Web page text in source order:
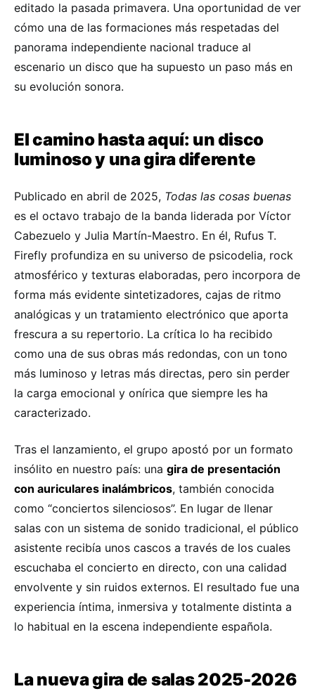
editado la pasada primavera. Una oportunidad de ver
cómo una de las formaciones más respetadas del
panorama independiente nacional traduce al
escenario un disco que ha supuesto un paso más en
su evolución sonora.
El camino hasta aquí: un disco
luminoso y una gira diferente
Publicado en abril de 2025, Todas las cosas buenas
es el octavo trabajo de la banda liderada por Víctor
Cabezuelo y Julia Martín-Maestro. En él, Rufus T.
Firefly profundiza en su universo de psicodelia, rock
atmosférico y texturas elaboradas, pero incorpora de
forma más evidente sintetizadores, cajas de ritmo
analógicas y un tratamiento electrónico que aporta
frescura a su repertorio. La crítica lo ha recibido
como una de sus obras más redondas, con un tono
más luminoso y letras más directas, pero sin perder
la carga emocional y onírica que siempre les ha
caracterizado.
Tras el lanzamiento, el grupo apostó por un formato
insólito en nuestro país: una gira de presentación
con auriculares inalámbricos, también conocida
como “conciertos silenciosos”. En lugar de llenar
salas con un sistema de sonido tradicional, el público
asistente recibía unos cascos a través de los cuales
escuchaba el concierto en directo, con una calidad
envolvente y sin ruidos externos. El resultado fue una
experiencia íntima, inmersiva y totalmente distinta a
lo habitual en la escena independiente española.
La nueva gira de salas 2025-2026